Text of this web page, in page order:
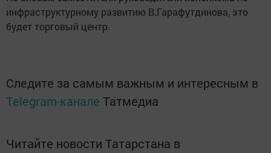
инфраструктурному развитию В.Гарафутдинова, это
будет торговый центр.
Следите за самым важным и интересным в
Telegram-канале Татмедиа
Читайте новости Татарстана в